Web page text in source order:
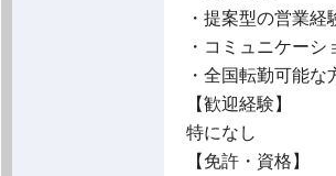
・提案型の営業経
・コミュニケー
・全国転勤可能な
【歓迎経験】
特になし
【免許・資格】